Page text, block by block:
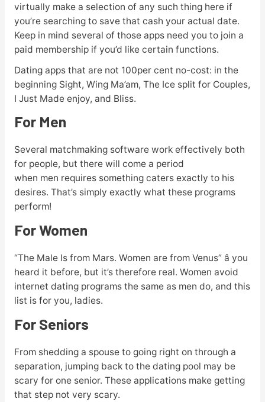
virtually make a selection of any such thing here if
you’re searching to save that cash your actual date.
Keep in mind several of those apps need you to join a
paid membership if you’d like certain functions.
Dating apps that are not 100per cent no-cost: in the
beginning Sight, Wing Ma’am, The Ice split for Couples,
I Just Made enjoy, and Bliss.
For Men
Several matchmaking software work effectively both
for people, but there will come a period
when men requires something caters exactly to his
desires. That’s simply exactly what these programs
perform!
For Women
“The Male Is from Mars. Women are from Venus” â you
heard it before, but it’s therefore real. Women avoid
internet dating programs the same as men do, and this
list is for you, ladies.
For Seniors
From shedding a spouse to going right on through a
separation, jumping back to the dating pool may be
scary for one senior. These applications make getting
that step not very scary.